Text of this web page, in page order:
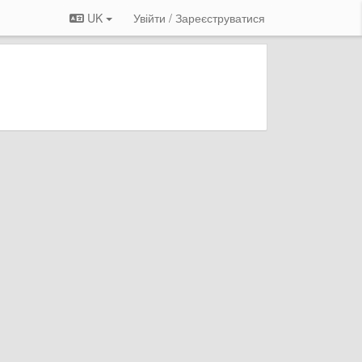
UK Увійти / Зареєструватися